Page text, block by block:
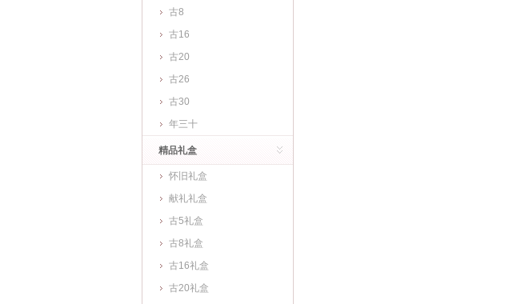
古8
古16
古20
古26
古30
年三十
精品礼盒
怀旧礼盒
献礼礼盒
古5礼盒
古8礼盒
古16礼盒
古20礼盒